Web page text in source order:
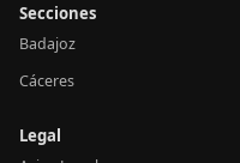
Secciones
Badajoz
Cáceres
Legal